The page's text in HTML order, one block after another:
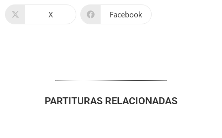
X Facebook
PARTITURAS RELACIONADAS